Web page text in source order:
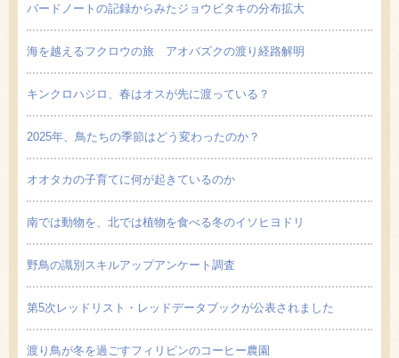
バードノートの記録からみたジョウビタキの分布拡大
海を越えるフクロウの旅 アオバズクの渡り経路解明
キンクロハジロ、春はオスが先に渡っている？
2025年、鳥たちの季節はどう変わったのか？
オオタカの子育てに何が起きているのか
南では動物を、北では植物を食べる冬のイソヒヨドリ
野鳥の識別スキルアップアンケート調査
第5次レッドリスト・レッドデータブックが公表されました
渡り鳥が冬を過ごすフィリピンのコーヒー農園